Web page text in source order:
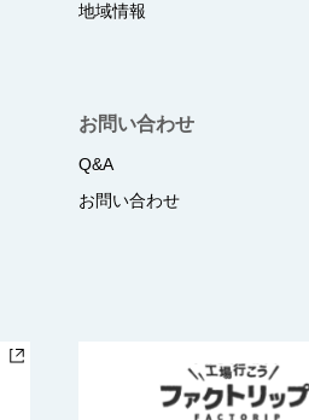
地域情報
お問い合わせ
Q&A
お問い合わせ